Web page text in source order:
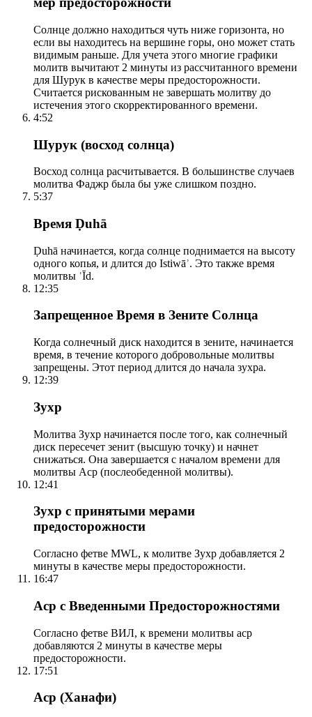
Солнце должно находиться чуть ниже горизонта, но
если вы находитесь на вершине горы, оно может стать
видимым раньше. Для учета этого многие графики
молитв вычитают 2 минуты из рассчитанного времени
для Шурук в качестве меры предосторожности.
Считается рискованным не завершать молитву до
истечения этого скорректированного времени.
4:52
Шурук (восход солнца)
Восход солнца расчитывается. В большинстве случаев
молитва Фаджр была бы уже слишком поздно.
5:37
Время Ḍuhā
Ḍuhā начинается, когда солнце поднимается на высоту
одного копья, и длится до Istiwāʾ. Это также время
молитвы ʿĪd.
12:35
Запрещенное Время в Зените Солнца
Когда солнечный диск находится в зените, начинается
время, в течение которого добровольные молитвы
запрещены. Этот период длится до начала зухра.
12:39
Зухр
Молитва Зухр начинается после того, как солнечный
диск пересечет зенит (высшую точку) и начнет
снижаться. Она завершается с началом времени для
молитвы Аср (послеобеденной молитвы).
12:41
Зухр с принятыми мерами
предосторожности
Согласно фетве MWL, к молитве Зухр добавляется 2
минуты в качестве меры предосторожности.
16:47
Аср с Введенными Предосторожностями
Согласно фетве ВИЛ, к времени молитвы аср
добавляются 2 минуты в качестве меры
предосторожности.
17:51
Аср (Ханафи)